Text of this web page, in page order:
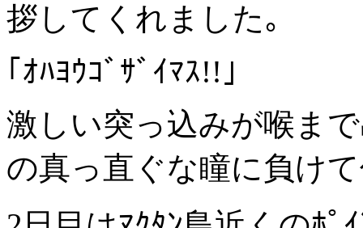
拶してくれました｡
｢ｵﾊﾖｳｺﾞｻﾞｲﾏｽ!!｣
激しい突っ込みが喉ま
の真っ直ぐな瞳に負け